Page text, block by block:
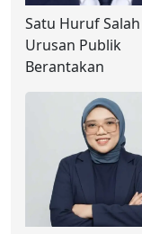
Satu Huruf Salah
Urusan Publik
Berantakan